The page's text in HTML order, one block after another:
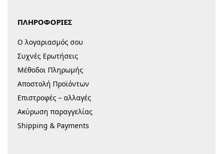
ΠΛΗΡΟΦΟΡΙΕΣ
Ο λογαριασμός σου
Συχνές Ερωτήσεις
Μέθοδοι Πληρωμής
Αποστολή Προϊόντων
Επιστροφές – αλλαγές
Ακύρωση παραγγελίας
Shipping & Payments